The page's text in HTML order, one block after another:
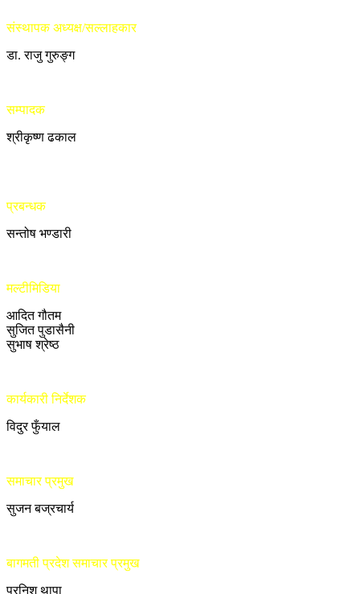
संस्थापक अध्यक्ष/सल्लाहकार
डा. राजु गुरुङ्ग
सम्पादक
श्रीकृष्ण ढकाल
प्रबन्धक
सन्तोष भण्डारी
मल्टीमिडिया
आदित गौतम
सुजित पुडासैनी
सुभाष श्रेष्ठ
कार्यकारी निर्देशक
विदुर फुँयाल
समाचार प्रमुख
सुजन बज्रचार्य
बागमती प्रदेश समाचार प्रमुख
प्रनिश थापा